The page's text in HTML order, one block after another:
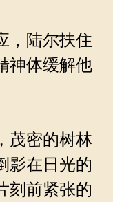
，陆尔扶住
神体缓解他
茂密的树林
影在日光的
刻前紧张的